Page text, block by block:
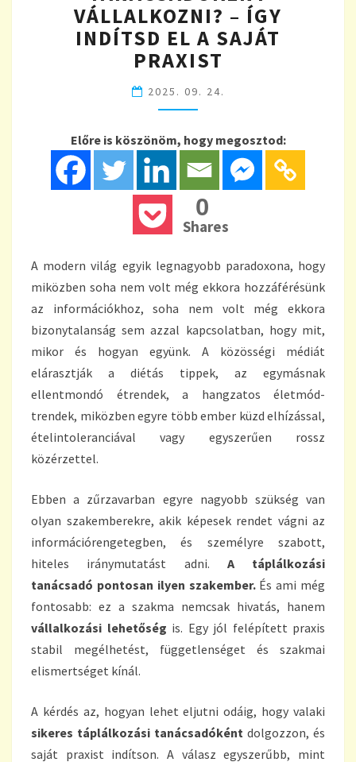
–
ÍGY
INDÍTSD
EL
SAJÁT
PRAXIST
VÁLLALKOZNI? – ÍGY
INDÍTSD EL A SAJÁT
PRAXIST
2025. 09. 24.
Előre is köszönöm, hogy megosztod:
0
Shares
A modern világ egyik legnagyobb paradoxona, hogy
miközben soha nem volt még ekkora hozzáférésünk
az információkhoz, soha nem volt még ekkora
bizonytalanság sem azzal kapcsolatban, hogy mit,
mikor és hogyan együnk. A közösségi médiát
elárasztják a diétás tippek, az egymásnak
ellentmondó étrendek, a hangzatos életmód-
trendek, miközben egyre több ember küzd elhízással,
ételintoleranciával vagy egyszerűen rossz
közérzettel.
Ebben a zűrzavarban egyre nagyobb szükség van
olyan szakemberekre, akik képesek rendet vágni az
információrengetegben, és személyre szabott,
hiteles iránymutatást adni. A táplálkozási
tanácsadó pontosan ilyen szakember.És ami még
fontosabb: ez a szakma nemcsak hivatás, hanem
vállalkozási lehetőség is. Egy jól felépített praxis
stabil megélhetést, függetlenséget és szakmai
elismertséget kínál.
A kérdés az, hogyan lehet eljutni odáig, hogy valaki
sikeres táplálkozási tanácsadóként dolgozzon, és
saját praxist indítson. A válasz egyszerűbb, mint